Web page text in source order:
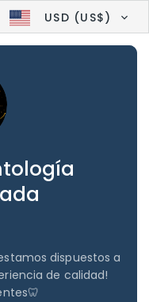
USD (US$)
dispuestos a
de calidad!